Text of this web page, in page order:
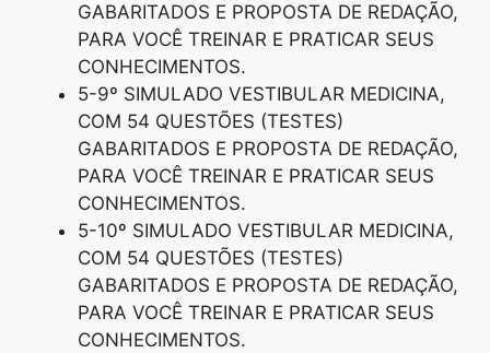
GABARITADOS E PROPOSTA DE REDAÇÃO,
PARA VOCÊ TREINAR E PRATICAR SEUS
CONHECIMENTOS.
5-9º SIMULADO VESTIBULAR MEDICINA,
COM 54 QUESTÕES (TESTES)
GABARITADOS E PROPOSTA DE REDAÇÃO,
PARA VOCÊ TREINAR E PRATICAR SEUS
CONHECIMENTOS.
5-10º SIMULADO VESTIBULAR MEDICINA,
COM 54 QUESTÕES (TESTES)
GABARITADOS E PROPOSTA DE REDAÇÃO,
PARA VOCÊ TREINAR E PRATICAR SEUS
CONHECIMENTOS.